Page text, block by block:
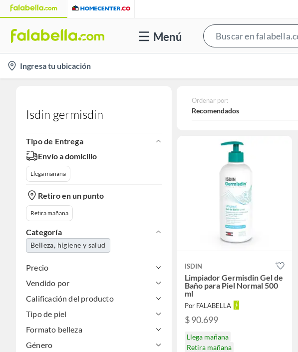
Menú
location-
icon
Ingresa tu ubicación
Isdin germisdin
Tipo de Entrega
Envío a domicilio
Llega mañana
Retiro en un punto
Retira mañana
Categoría
Belleza, higiene y salud
Precio
Vendido por
Calificación del producto
Tipo de piel
Formato belleza
Género
Ordenar por:
Recomendados
ISDIN
Limpiador Germisdin Gel de
Baño para Piel Normal 500
ml
Por FALABELLA
$ 90.699
Llega mañana
Retira mañana